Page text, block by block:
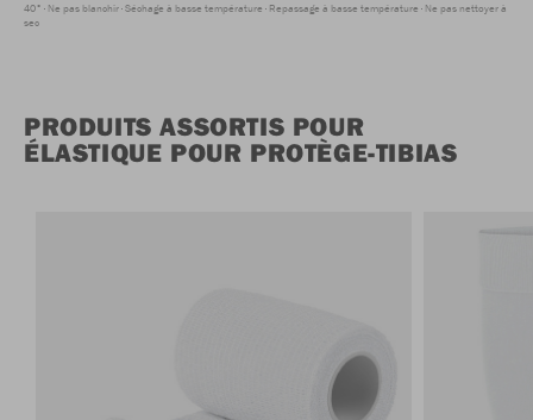
40° Ne pas blanchir Séchage à basse température Repassage à basse température Ne pas nettoyer à
sec
PRODUITS ASSORTIS POUR
ÉLASTIQUE POUR PROTÈGE-TIBIAS